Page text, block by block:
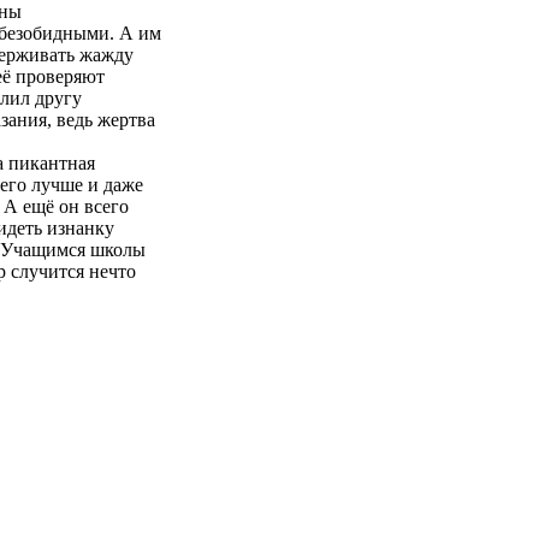
безобидными. А им
жажду
проверяют
другу
ведь жертва
пикантная
лучше и даже
А ещё он всего
изнанку
Учащимся школы
случится нечто